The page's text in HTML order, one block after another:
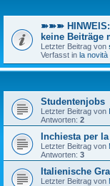
➽➽➽ HINWEIS:
keine Beiträge
Letzter Beitrag von
Verfasst in la novità
Studentenjobs
Letzter Beitrag von
Antworten: 2
Inchiesta per
Letzter Beitrag von
Antworten: 3
Italienische
Letzter Beitrag von